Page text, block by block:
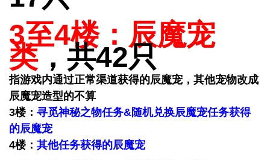
3至4楼： 辰魔宠
类，共42只
指游戏内通过正常渠道获得的辰魔宠，其他宠物改成
辰魔宠造型的不算
3楼： 寻觅神秘之物任务&随机兑换辰魔宠任务获得
的辰魔宠
4楼： 其他任务获得的辰魔宠